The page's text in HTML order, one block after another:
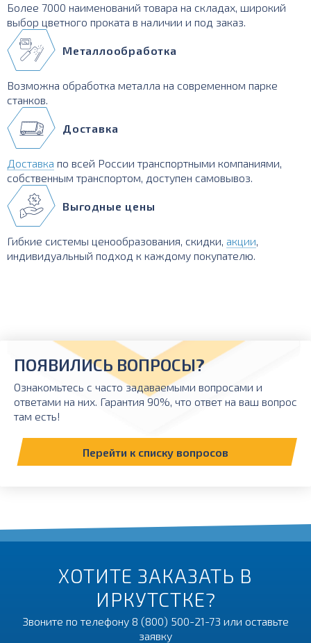
Более 7000 наименований товара на складах, широкий
выбор цветного проката в наличии и под заказ.
Металлообработка
Возможна обработка металла на современном парке
станков.
Доставка
Доставка по всей России транспортными компаниями,
собственным транспортом, доступен самовывоз.
Выгодные цены
Гибкие системы ценообразования, скидки, акции,
индивидуальный подход к каждому покупателю.
ХОТИТЕ ЗАКАЗАТЬ В
ИРКУТСТКЕ?
Звоните по телефону 8 (800) 500-21-73 или оставьте
заявку
ПОЯВИЛИСЬ ВОПРОСЫ?
Ознакомьтесь с часто задаваемыми вопросами и
ответами на них. Гарантия 90%, что ответ на ваш вопрос
там есть!
Перейти к списку вопросов